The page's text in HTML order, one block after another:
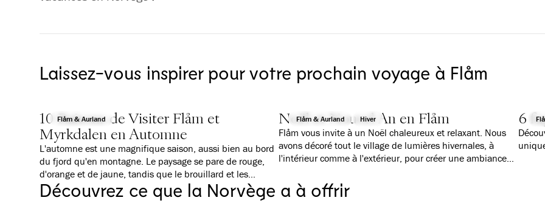
Laissez-vous inspirer pour votre prochain voyage à Flåm
Flåm & Aurland
10 Raisons de Visiter Flåm et
Myrkdalen en Automne
L'automne est une magnifique saison, aussi bien au bord
du fjord qu'en montagne. Le paysage se pare de rouge,
d'orange et de jaune, tandis que le brouillard et les
nuages créent une atmosphère presque magique. Le
rythme est également plus paisible qu'en été. Voici 10
Flåm & Aurland Hiver
Noël et Nouvel An en Flåm
Flåm vous invite à un Noël chaleureux et relaxant. Nous
avons décoré tout le village de lumières hivernales, à
l'intérieur comme à l'extérieur, pour créer une ambiance
traditionnels pour petits et grands.
6
Découvrez ce que la Norvège a à offrir